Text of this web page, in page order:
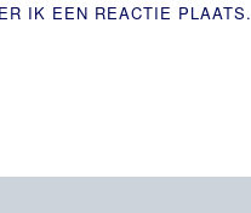
IK EEN REACTIE PLAATS.